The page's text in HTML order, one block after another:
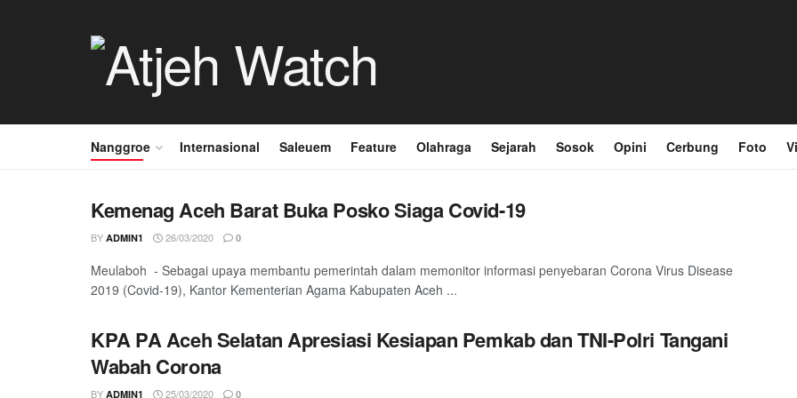
Nanggroe Internasional Saleuem Feature Olahraga Sejarah Sosok Opini Cerbung Foto
Kemenag Aceh Barat Buka Posko Siaga Covid-19
BY ADMIN1 26/03/2020 0
Meulaboh - Sebagai upaya membantu pemerintah dalam memonitor informasi penyebaran Corona Virus Disease
2019 (Covid-19), Kantor Kementerian Agama Kabupaten Aceh ...
KPA PA Aceh Selatan Apresiasi Kesiapan Pemkab dan TNI-Polri Tangani
Wabah Corona
BY ADMIN1 25/03/2020 0